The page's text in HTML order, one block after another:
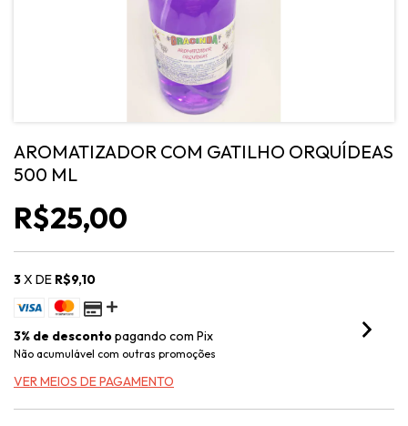
AROMATIZADOR COM GATILHO ORQUÍDEAS
500 ML
R$25,00
3X DE R$9,10
3% de descontopagando com Pix
Não acumulável com outras promoções
VER MEIOS DE PAGAMENTO